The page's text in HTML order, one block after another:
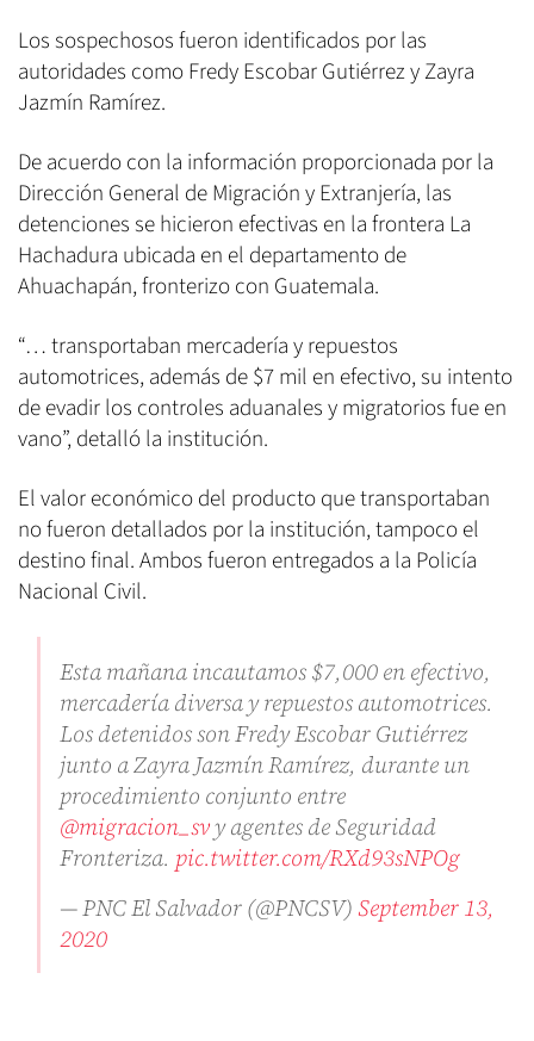
Los sospechosos fueron identificados por las
autoridades como Fredy Escobar Gutiérrez y Zayra
Jazmín Ramírez.
De acuerdo con la información proporcionada por la
Dirección General de Migración y Extranjería, las
detenciones se hicieron efectivas en la frontera La
Hachadura ubicada en el departamento de
Ahuachapán, fronterizo con Guatemala.
“… transportaban mercadería y repuestos
automotrices, además de $7 mil en efectivo, su intento
de evadir los controles aduanales y migratorios fue en
vano”, detalló la institución.
El valor económico del producto que transportaban
no fueron detallados por la institución, tampoco el
destino final. Ambos fueron entregados a la Policía
Nacional Civil.
Esta mañana incautamos $7,000 en efectivo,
mercadería diversa y repuestos automotrices.
Los detenidos son Fredy Escobar Gutiérrez
junto a Zayra Jazmín Ramírez, durante un
procedimiento conjunto entre
@migracion_svy agentes de Seguridad
Fronteriza. pic.twitter.com/RXd93sNPOg
— PNC El Salvador (@PNCSV) September 13,
2020